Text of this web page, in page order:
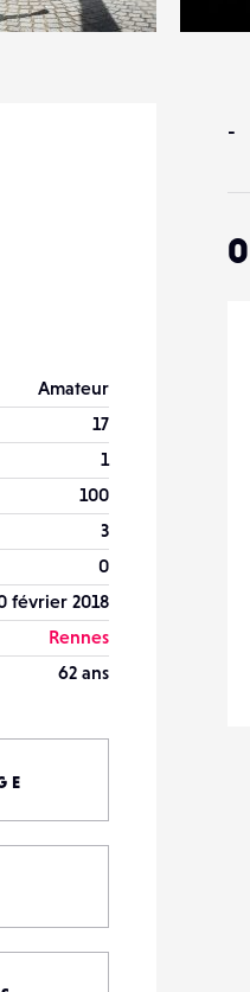
Amateur
17
1
100
3
0
février 2018
Rennes
62 ans
-
0